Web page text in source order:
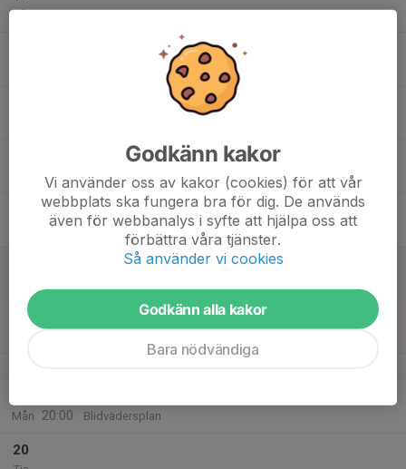
Mån
18
Mån
20:00
Blidvädersplan
20
Godkänn kakor
Vi använder oss av kakor (cookies) för att vår
webbplats ska fungera bra för dig. De används
även för webbanalys i syfte att hjälpa oss att
förbättra våra tjänster.
Så använder vi cookies
Godkänn alla kakor
Bara nödvändiga